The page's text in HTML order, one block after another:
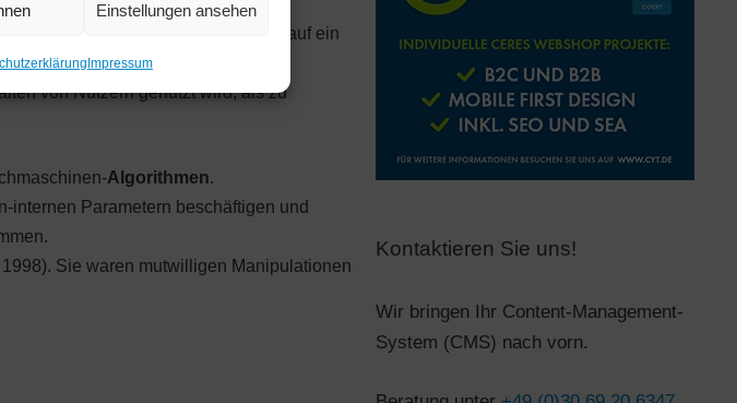
Einstellungen ansehen
Impressum
dann, wenn er zurückkehrte und auf ein
von Nutzern genutzt wird, als zu
Algorithmen.
internen Parametern beschäftigen und
Sie waren mutwilligen Manipulationen
Kontaktieren Sie uns!
Wir bringen Ihr Content-Management-
System (CMS) nach vorn.